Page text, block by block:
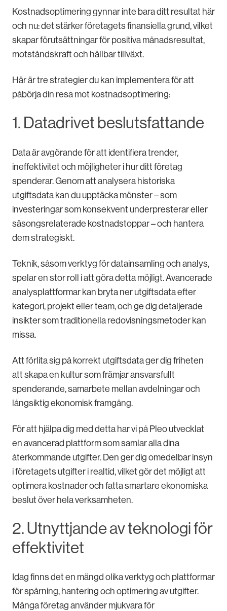
Kostnadsoptimering gynnar inte bara ditt resultat här
och nu: det stärker företagets finansiella grund, vilket
skapar förutsättningar för positiva månadsresultat,
motståndskraft och hållbar tillväxt.
Här är tre strategier du kan implementera för att
påbörja din resa mot kostnadsoptimering:
1. Datadrivet beslutsfattande
Data är avgörande för att identifiera trender,
ineffektivitet och möjligheter i hur ditt företag
spenderar. Genom att analysera historiska
utgiftsdata kan du upptäcka mönster – som
investeringar som konsekvent underpresterar eller
säsongsrelaterade kostnadstoppar – och hantera
dem strategiskt.
Teknik, såsom verktyg för datainsamling och analys,
spelar en stor roll i att göra detta möjligt. Avancerade
analysplattformar kan bryta ner utgiftsdata efter
kategori, projekt eller team, och ge dig detaljerade
insikter som traditionella redovisningsmetoder kan
missa.
Att förlita sig på korrekt utgiftsdata ger dig friheten
att skapa en kultur som främjar ansvarsfullt
spenderande, samarbete mellan avdelningar och
långsiktig ekonomisk framgång.
För att hjälpa dig med detta har vi på Pleo utvecklat
en avancerad plattform som samlar alla dina
återkommande utgifter. Den ger dig omedelbar insyn
i företagets utgifter i realtid, vilket gör det möjligt att
optimera kostnader och fatta smartare ekonomiska
beslut över hela verksamheten.
2. Utnyttjande av teknologi för
effektivitet
Idag finns det en mängd olika verktyg och plattformar
för spårning, hantering och optimering av utgifter.
Många företag använder mjukvara för